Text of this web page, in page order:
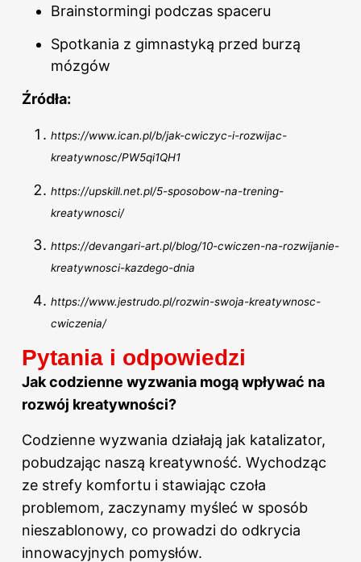
Brainstormingi podczas spaceru
Spotkania z gimnastyką przed burzą
mózgów
Źródła:
https://www.ican.pl/b/jak-cwiczyc-i-rozwijac-
kreatywnosc/PW5qi1QH1
https://upskill.net.pl/5-sposobow-na-trening-
kreatywnosci/
https://devangari-art.pl/blog/10-cwiczen-na-rozwijanie-
kreatywnosci-kazdego-dnia
https://www.jestrudo.pl/rozwin-swoja-kreatywnosc-
cwiczenia/
Pytania i odpowiedzi
Jak codzienne wyzwania mogą wpływać na
rozwój kreatywności?
Codzienne wyzwania działają jak katalizator,
pobudzając naszą kreatywność. Wychodząc
ze strefy komfortu i stawiając czoła
problemom, zaczynamy myśleć w sposób
nieszablonowy, co prowadzi do odkrycia
innowacyjnych pomysłów.